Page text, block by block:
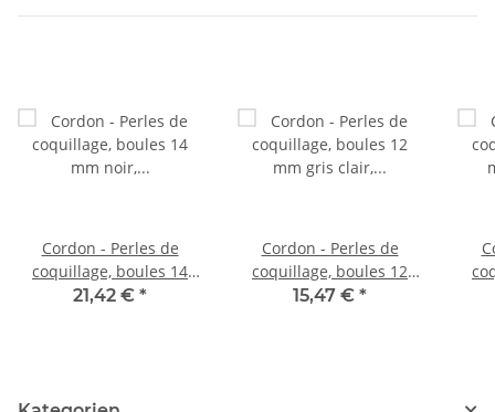
Cordon - Perles de
coquillage, boules 14
mm noir, longueur 40,5
21,42 € *
Cordon - Perles de
coquillage, boules 12
mm gris clair, longueur
15,47 € *